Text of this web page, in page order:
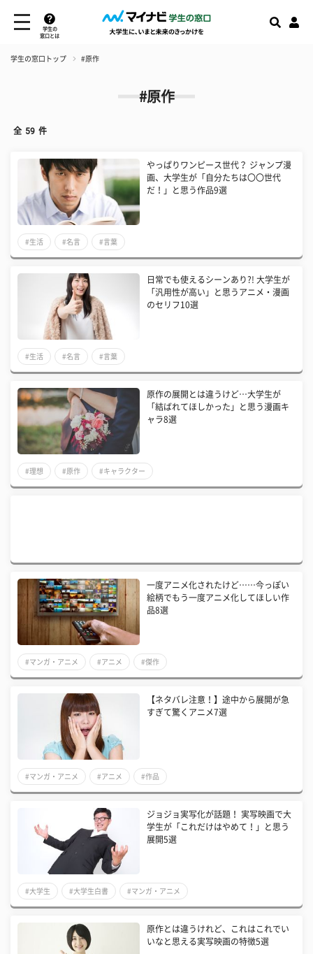
学生の
窓口とは
学生の窓口トップ #原作
#原作
全 59 件
やっぱりワンピース世代？ ジャンプ漫
画、大学生が「自分たちは〇〇世代
だ！」と思う作品9選
#生活 #名言 #言葉
日常でも使えるシーンあり?! 大学生が
「汎用性が高い」と思うアニメ・漫画
のセリフ10選
#生活 #名言 #言葉
原作の展開とは違うけど…大学生が
「結ばれてほしかった」と思う漫画キ
ャラ8選
#理想 #原作 #キャラクター
一度アニメ化されたけど……今っぽい
絵柄でもう一度アニメ化してほしい作
品8選
#マンガ・アニメ #アニメ #傑作
【ネタバレ注意！】途中から展開が急
すぎて驚くアニメ7選
#マンガ・アニメ #アニメ #作品
ジョジョ実写化が話題！ 実写映画で大
学生が「これだけはやめて！」と思う
展開5選
#大学生 #大学生白書 #マンガ・アニメ
原作とは違うけれど、これはこれでい
いなと思える実写映画の特徴5選